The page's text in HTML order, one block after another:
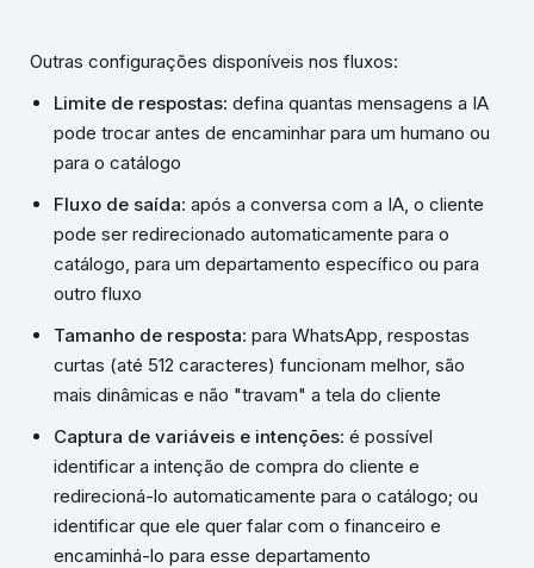
Outras configurações disponíveis nos fluxos:
Limite de respostas: defina quantas mensagens a IA
pode trocar antes de encaminhar para um humano ou
para o catálogo
Fluxo de saída: após a conversa com a IA, o cliente
pode ser redirecionado automaticamente para o
catálogo, para um departamento específico ou para
outro fluxo
Tamanho de resposta: para WhatsApp, respostas
curtas (até 512 caracteres) funcionam melhor, são
mais dinâmicas e não "travam" a tela do cliente
Captura de variáveis e intenções: é possível
identificar a intenção de compra do cliente e
redirecioná-lo automaticamente para o catálogo; ou
identificar que ele quer falar com o financeiro e
encaminhá-lo para esse departamento